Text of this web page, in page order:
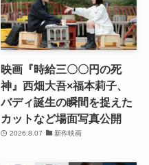
映画『時給三〇〇円の死
神』西畑大吾×福本莉子、
バディ誕生の瞬間を捉えた
カットなど場面写真公開
2026.8.07 新作映画